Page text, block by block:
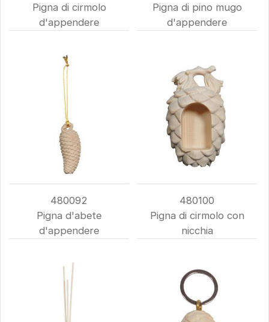
Pigna di cirmolo
d'appendere
Pigna di pino mugo
d'appendere
480092
Pigna d'abete
d'appendere
480100
Pigna di cirmolo con
nicchia